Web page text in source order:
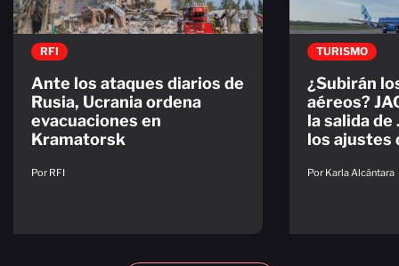
RFI
Ante los ataques diarios de
Rusia, Ucrania ordena
evacuaciones en
Kramatorsk
Por RFI
TURISMO
¿Subirán
aéreos?
la salida
los ajustes
Por Karla Alcántara